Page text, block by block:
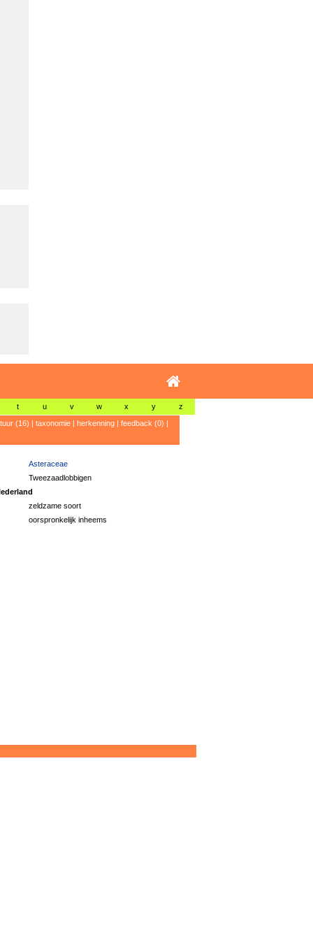
t u v w x y z
(16) | taxonomie| herkenning| feedback (0) |
Asteraceae
Tweezaadlobbigen
zeldzame soort
oorspronkelijk inheems